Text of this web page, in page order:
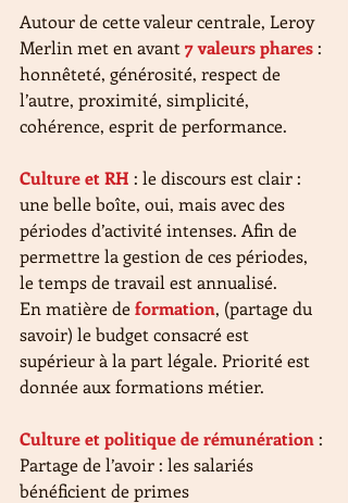
Autour de cette valeur centrale, Leroy
Merlin met en avant 7 valeurs phares :
honnêteté, générosité, respect de
l’autre, proximité, simplicité,
cohérence, esprit de performance.
Culture et RH : le discours est clair :
une belle boîte, oui, mais avec des
périodes d’activité intenses. Afin de
permettre la gestion de ces périodes,
le temps de travail est annualisé.
En matière de formation, (partage du
savoir) le budget consacré est
supérieur à la part légale. Priorité est
donnée aux formations métier.
Culture et politique de rémunération :
Partage de l’avoir : les salariés
bénéficient de primes